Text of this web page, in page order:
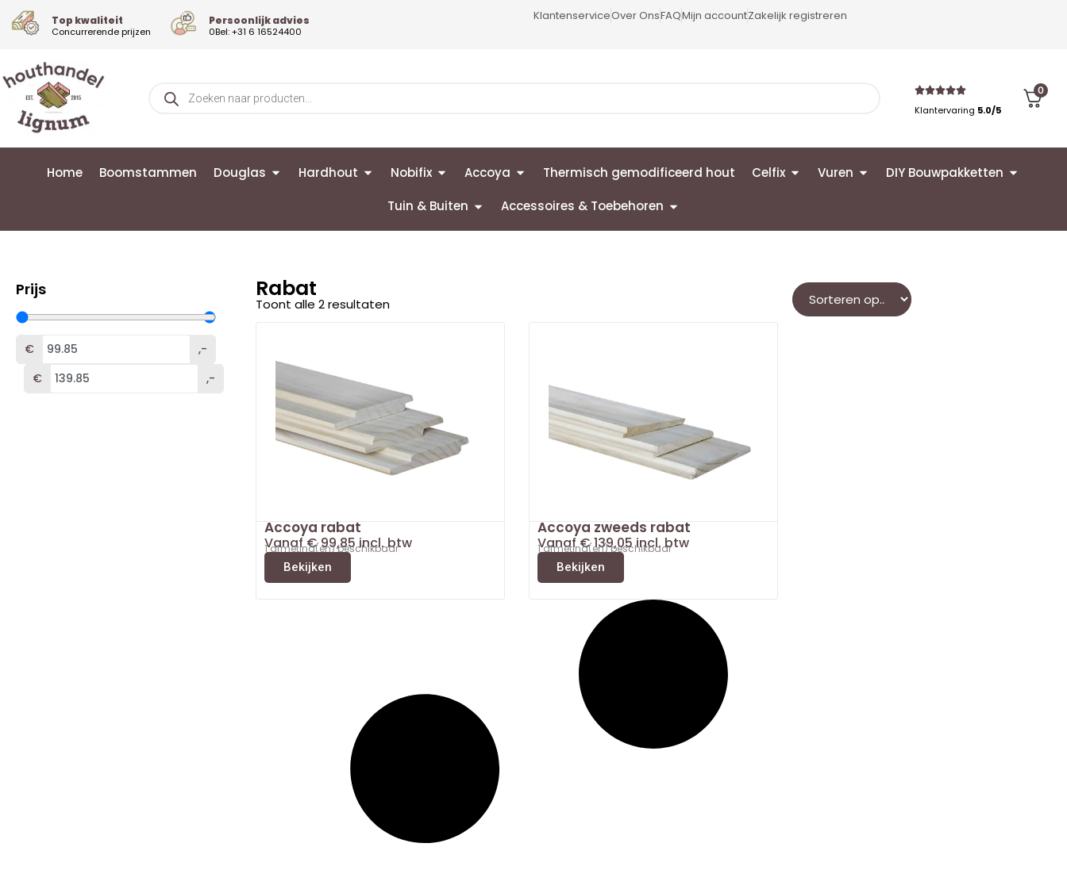
Top kwaliteit
Concurrerende prijzen
Persoonlijk advies
0Bel: +31 6 16524400
KlantenserviceOver OnsFAQMijn accountZakelijk registreren
Klantervaring 5.0/5
0
Home Boomstammen Douglas Hardhout Nobifix Accoya Thermisch gemodificeerd hout Celfix Vuren DIY Bouwpakketten
Tuin & Buiten Accessoires & Toebehoren
Prijs
€
,-
€
,-
Rabat
Toont alle 2 resultaten
Accoya rabat
Vanaf€99,85incl. btw
1 afmeting(en) beschikbaar
Bekijken
Accoya zweeds rabat
Vanaf€139,05incl. btw
1 afmeting(en) beschikbaar
Bekijken